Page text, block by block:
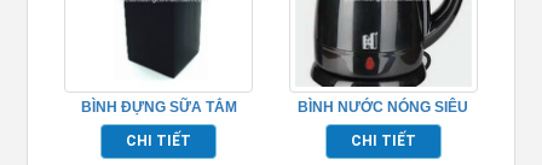
BÌNH ĐỰNG SỮA TẮM
TP695153
CHI TIẾT
BÌNH NƯỚC NÓNG SIÊU
TỐC 2 LỚP TP695005
CHI TIẾT